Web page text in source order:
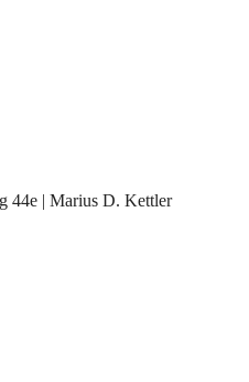
44e | Marius D. Kettler